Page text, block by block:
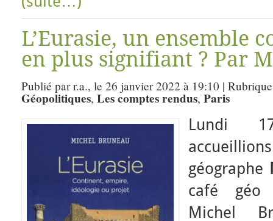
L’Eurasie, un ensemble
en plus signifiant ? Par
Publié par r.a., le 26 janvier 2022 à 19:10 |
Géopolitiques, Les comptes rendus, Paris
Lundi
géographe
café géo
Michel